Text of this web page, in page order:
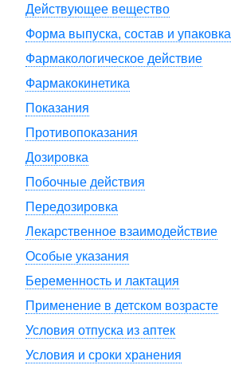
Действующее вещество
Форма выпуска, состав и упаковка
Фармакологическое действие
Фармакокинетика
Показания
Противопоказания
Дозировка
Побочные действия
Передозировка
Лекарственное взаимодействие
Особые указания
Беременность и лактация
Применение в детском возрасте
Условия отпуска из аптек
Условия и сроки хранения